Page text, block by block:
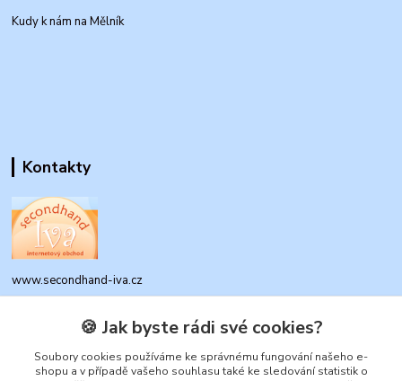
Kudy k nám na Mělník
Kontakty
www.secondhand-iva.cz
Ivana Husáková
+420 315 695 684
(Po-Pá, 9-17 hod.)
🍪 Jak byste rádi své cookies?
Soubory cookies používáme ke správnému fungování našeho e-
shopu a v případě vašeho souhlasu také ke sledování statistik o